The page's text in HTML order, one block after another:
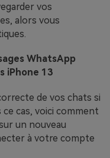
vos
alors vous
WhatsApp
iPhone 13
de vos chats si
cas, voici comment
un nouveau
à votre compte